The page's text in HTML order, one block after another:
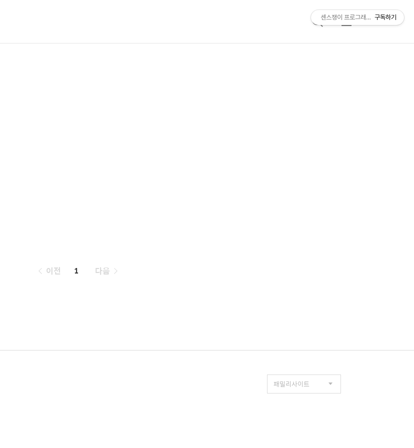
검
메
페
이전 1 다음
센스쟁이 프로그래머, 비트센스
구독하기